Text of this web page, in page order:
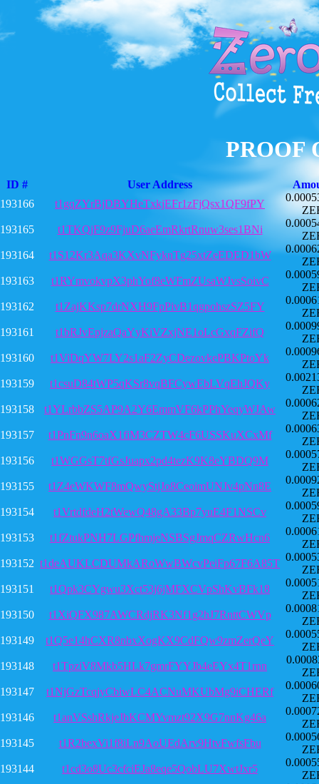
PROOF
ID # User Address
193166
t1gqZYrBjDBYHeTxkjEFr1zFjQsx1QF9fPY
193165
t1TKQjF9z9FjuD6aeEmRkrtRnuw3ses1BNi
193164
t1S12Kr3Aqa3KXvNFyknTg25xtZeEDED1bW
193163
t1RYmvokvpX3phYof8eWFmZUsaWJvsSoivC
193162
t1ZajKKsp7drNXH9FpPivB1qgpohszSZ5FY
193161
t1bRJvEpjzaQaYyKiVZxjNE1oLcGxqFZifQ
193160
t1ViDqYW7LY2s1aF2ZyCDezovkePBKPtoYk
193159
t1csuD84tWP5qKSr8vqBFCywEbLVqEhJQKy
193158
t1YLrbbZS5AP9A2Y6EmmVF6kPPhYeqyWJAw
193157
t1PnFn9n6oaX1fiM3CZTW4cF6USSKuXCxMf
193156
t1WGGsT7tfGsJuapx2pd4tezK9K8eYBDQ9M
193155
t1Z4eWKWF8mQwyStjJo8CeoimUNJv4pNn8E
193154
t1VrtdfdeH2tWewQ48gA33Bp7yuE4F1NSCv
193153
t1fZtukPNH7LGPfhmjeNSBSgJmqCZRwHcn6
193152 t1deAUKLCDUMkARoWwBWcvPeiFp67F6A85T
193151
t1Qpk3CYgwu3Xct53j6jMFXCVpShKvBFk18
193150
t1XiQFX987AWCRdjRK3Nf1g2hJ7RnttCWVp
193149
t1Q5e14hCXR8nbxXogKX9CdFQw9zmZerQeY
193148
t1TpziV8Mkb5HLk7gmrFYYJb4eEYx4T1rnn
193147
t1NjGzTcqjyCbiwLC4ACNuMKUbMg9iCHERf
193146
t1anVSshRkjeJbKCMYvmzt92X9G7nnKg46a
193145
t1R2bexVi1f8iLn9AoUEdArv9HtvFwfsFbu
193144
t1cd3o8Uc3cfciEJa8eqe5QobLU7XwtJxr5